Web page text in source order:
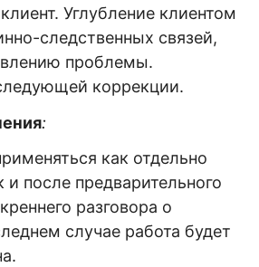
Углубление клиентом
следственных связей,
проблемы.
коррекции.
:
как отдельно
и после предварительного
разговора о
случае работа будет